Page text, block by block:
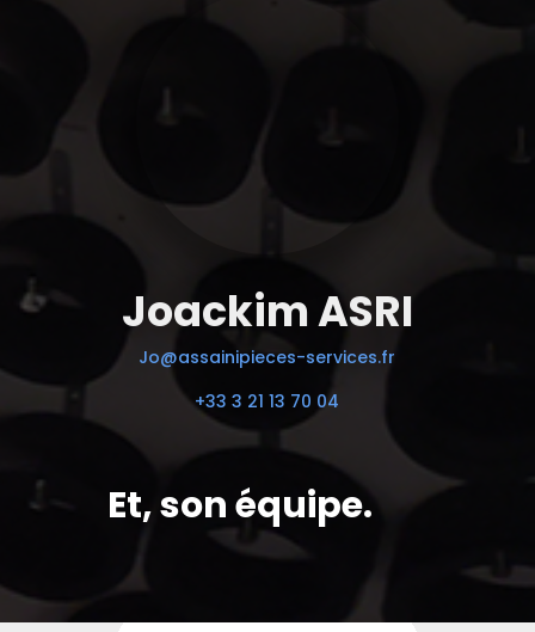
Joackim ASRI
Jo@assainipieces-services.fr
+33 3 21 13 70 04
Et, son équipe.